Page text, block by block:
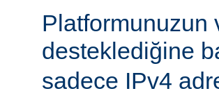
Platformunuzun
desteklediğine
sadece IPv4